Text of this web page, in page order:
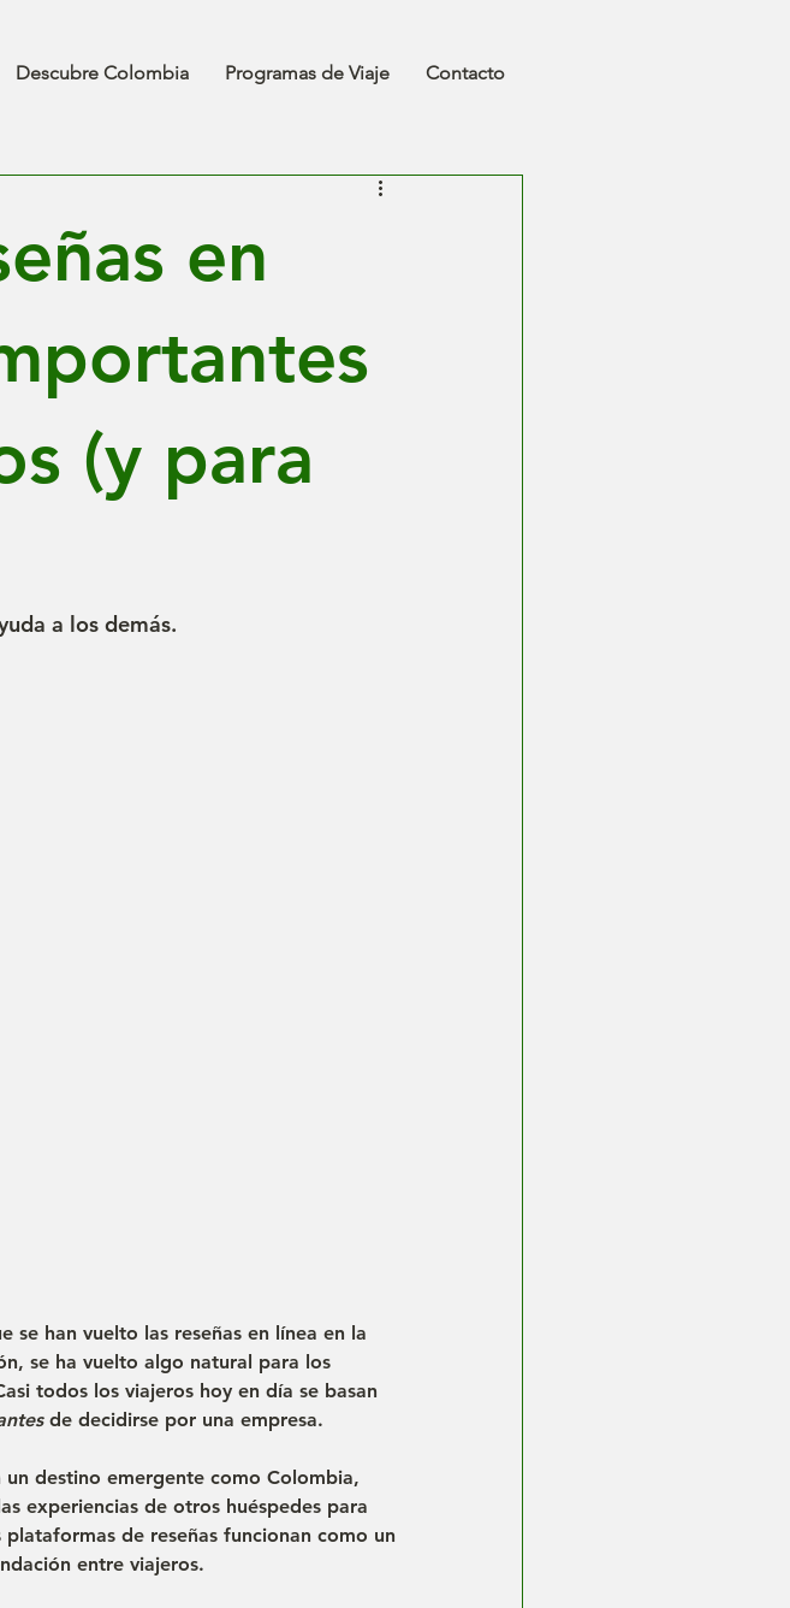
Descubre Colombia Programas de Viaje Contacto
en
(y para
a los demás.
se han vuelto las reseñas en línea en la
, se ha vuelto algo natural para los
todos los viajeros hoy en día se basan
de decidirse por una empresa.
destino emergente como Colombia,
experiencias de otros huéspedes para
de reseñas funcionan como un
entre viajeros.